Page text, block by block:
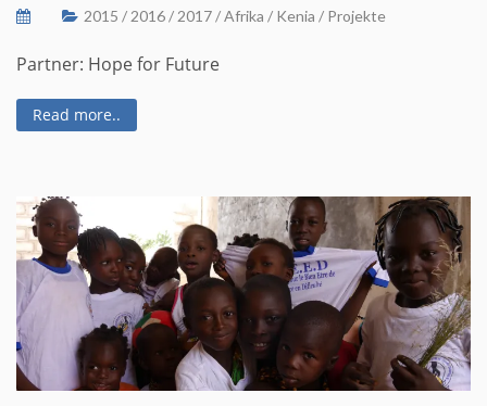
2015 / 2016/ 2017/Afrika / Kenia / Projekte
Partner: Hope for Future
Read more..